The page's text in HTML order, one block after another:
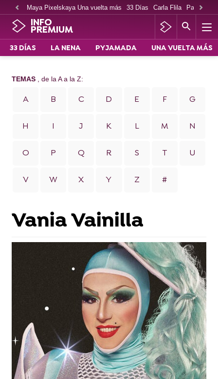
Maya Pixelskaya Una vuelta más 33 Días Carla Flila Paco
INFO
PREMIUM
33 DÍAS LA NENA PYJAMADA UNA VUELTA MÁS
TEMAS , de la A a la Z:
A B C D E F G
H I J K L M N
O P Q R S T U
V W X Y Z #
Vania Vainilla